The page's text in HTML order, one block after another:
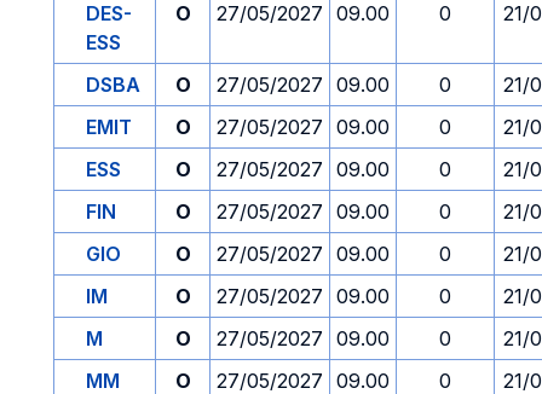
DES-
ESS
O 27/05/2027 09.00 0 21/
DSBA O 27/05/2027 09.00 0
21/
EMIT
O 27/05/2027 09.00 0
21/
ESS
O 27/05/2027 09.00 0
21/
FIN
O 27/05/2027 09.00 0
21/
GIO
O 27/05/2027 09.00 0
21/
IM
O 27/05/2027 09.00 0
21/
M
O 27/05/2027 09.00 0
21/
MM
O 27/05/2027 09.00 0
21/